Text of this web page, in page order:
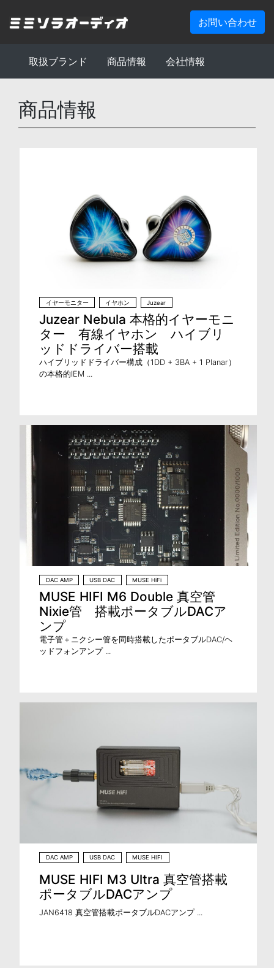
お問い合わせ
取扱ブランド 商品情報 会社情報
商品情報
イヤーモニター イヤホン Juzear
Juzear Nebula 本格的イヤーモニ
ター 有線イヤホン ハイブリ
ッドドライバー搭載
ハイブリッドドライバー構成（1DD + 3BA + 1 Planar）
の本格的IEM ...
DAC AMP USB DAC MUSE HiFi
MUSE HIFI M6 Double 真空管
Nixie管 搭載ポータブルDACア
ンプ
電子管＋ニクシー管を同時搭載したポータブルDAC/ヘ
ッドフォンアンプ ...
DAC AMP USB DAC MUSE HIFI
MUSE HIFI M3 Ultra 真空管搭載
ポータブルDACアンプ
JAN6418 真空管搭載ポータブルDACアンプ ...